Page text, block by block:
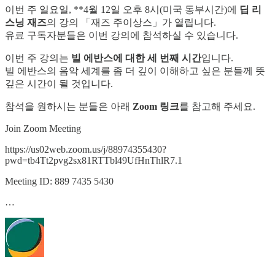
이번 주 일요일, **4월 12일 오후 8시(미국 동부시간)에 딥 리
스닝 재즈의 강의 「재즈 주이상스」가 열립니다.
유료 구독자분들은 이번 강의에 참석하실 수 있습니다.
이번 주 강의는 빌 에반스에 대한 세 번째 시간입니다.
빌 에반스의 음악 세계를 좀 더 깊이 이해하고 싶은 분들께 뜻
깊은 시간이 될 것입니다.
참석을 원하시는 분들은 아래 Zoom 링크를 참고해 주세요.
Join Zoom Meeting
https://us02web.zoom.us/j/88974355430?
pwd=tb4Tt2pvg2sx81RTTbl49UfHnThlR7.1
Meeting ID: 889 7435 5430
…